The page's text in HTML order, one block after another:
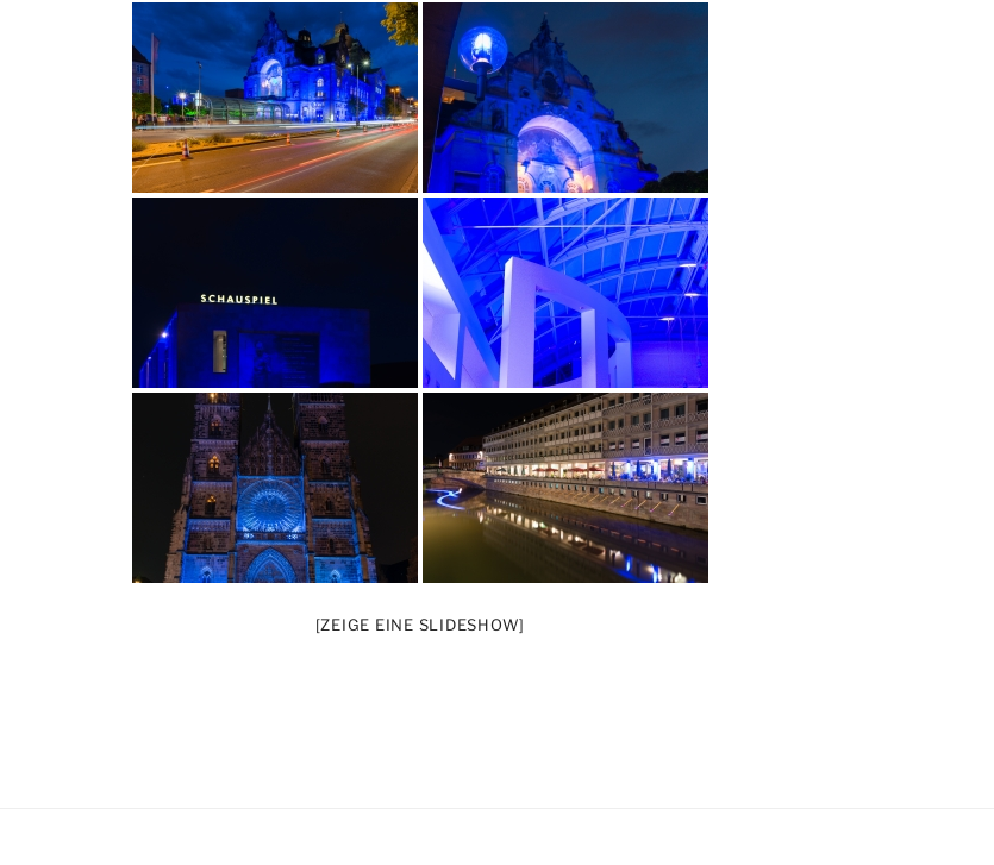
[ZEIGE EINE SLIDESHOW]